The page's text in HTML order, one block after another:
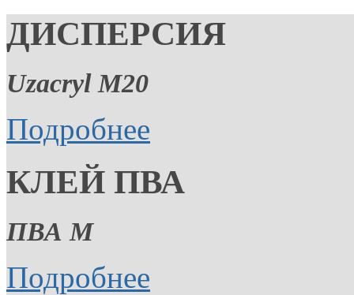
ДИСПЕРСИЯ
Uzacryl M20
Подробнее
КЛЕЙ ПВА
ПВА М
Подробнее